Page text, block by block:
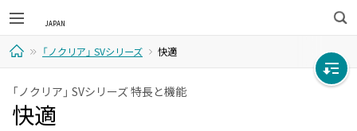
検
索
ー
「ノクリア」 SVシリーズ 快適
「ノクリア」 SVシリーズ 特長と機能
快適